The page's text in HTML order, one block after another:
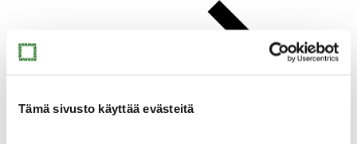
Tämä sivusto käyttää evästeitä
Meistä